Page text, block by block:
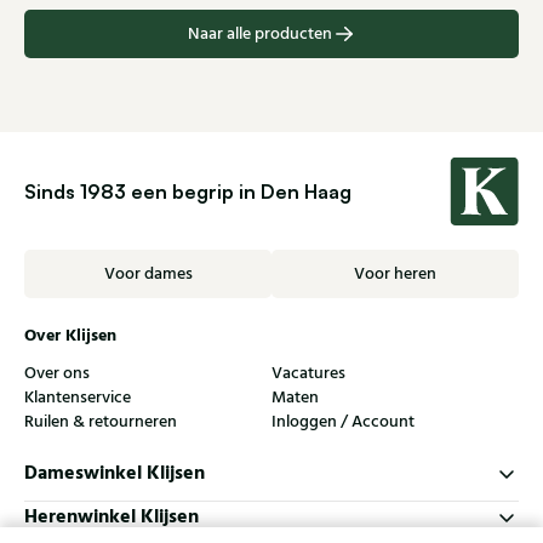
Naar alle producten
Sinds 1983 een begrip in Den Haag
Voor dames Voor heren
Over Klijsen
Over ons
Vacatures
Klantenservice
Maten
Ruilen & retourneren
Inloggen / Account
Dameswinkel Klijsen
Herenwinkel Klijsen